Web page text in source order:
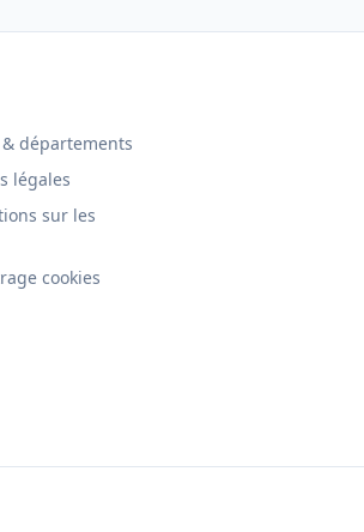
départements
légales
sur les
cookies